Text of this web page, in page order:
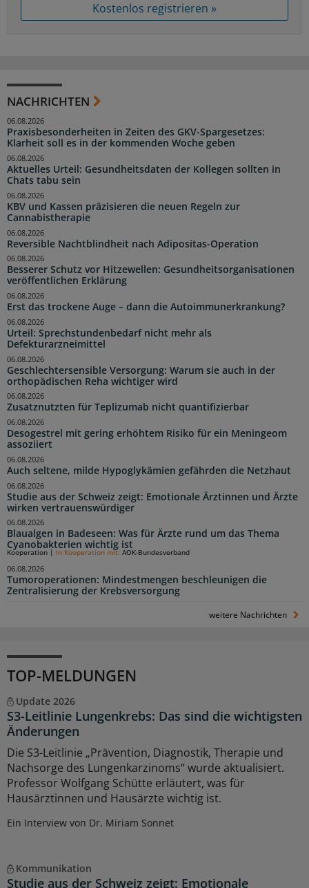
Kostenlos registrieren »
NACHRICHTEN
Praxisbesonderheiten in Zeiten des GKV-Spargesetzes:
Klarheit soll es in der kommenden Woche geben
06.08.2026
Aktuelles Urteil: Gesundheitsdaten der Kollegen sollten in
Chats tabu sein
06.08.2026
KBV und Kassen präzisieren die neuen Regeln zur
Cannabistherapie
06.08.2026
Reversible Nachtblindheit nach Adipositas-Operation
06.08.2026
Besserer Schutz vor Hitzewellen: Gesundheitsorganisationen
veröffentlichen Erklärung
06.08.2026
Erst das trockene Auge – dann die Autoimmunerkrankung?
06.08.2026
Urteil: Sprechstundenbedarf nicht mehr als
Defekturarzneimittel
06.08.2026
Geschlechtersensible Versorgung: Warum sie auch in der
orthopädischen Reha wichtiger wird
06.08.2026
Zusatznutzten für Teplizumab nicht quantifizierbar
06.08.2026
Desogestrel mit gering erhöhtem Risiko für ein Meningeom
assoziiert
06.08.2026
Auch seltene, milde Hypoglykämien gefährden die Netzhaut
06.08.2026
Studie aus der Schweiz zeigt: Emotionale Ärztinnen und Ärzte
wirken vertrauenswürdiger
06.08.2026
Blaualgen in Badeseen: Was für Ärzte rund um das Thema
Cyanobakterien wichtig ist
06.08.2026
Tumoroperationen: Mindestmengen beschleunigen die
Zentralisierung der Krebsversorgung
Kooperation In Kooperation mit: AOK-Bundesverband
06.08.2026
weitere Nachrichten
TOP-MELDUNGEN
Update 2026
S3-Leitlinie Lungenkrebs: Das sind die wichtigsten
Änderungen
Die S3-Leitlinie „Prävention, Diagnostik, Therapie und
Nachsorge des Lungenkarzinoms“ wurde aktualisiert.
Professor Wolfgang Schütte erläutert, was für
Hausärztinnen und Hausärzte wichtig ist.
Ein Interview von Dr. Miriam Sonnet
Kommunikation
Studie aus der Schweiz zeigt: Emotionale